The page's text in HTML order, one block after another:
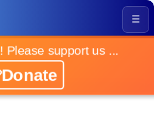
☰
Please support us ...